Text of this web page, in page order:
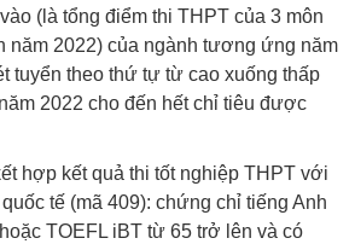
(là tổng điểm thi THPT của 3 môn
năm 2022) của ngành tương ứng năm
tuyển theo thứ tự từ cao xuống thấp
2022 cho đến hết chỉ tiêu được
kết quả thi tốt nghiệp THPT với
tế (mã 409): chứng chỉ tiếng Anh
TOEFL iBT từ 65 trở lên và có